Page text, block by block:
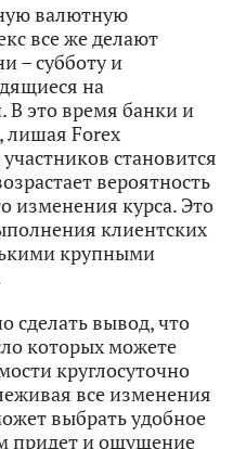
валютную
все же делают
– субботу и
на
В это время банки и
Forex
становится
вероятность
изменения курса. Это
клиентских
крупными
сделать вывод, что
которых можете
круглосуточно
все изменения
выбрать удобное
придет и ощущение